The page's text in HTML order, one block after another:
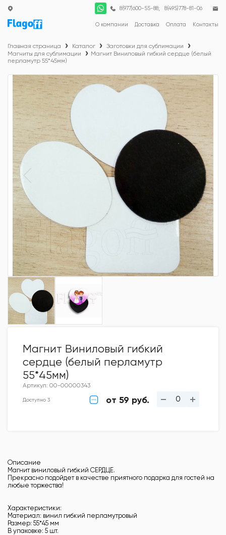
О компании Доставка Оплата Контакты
8(977)600-55-88; 8(495)778-81-06
Главная страница Каталог
Заготовки для сублимации
Магниты для сублимации
Магнит Виниловый гибкий сердце (белый
перламутр 55*45мм)
Магнит Виниловый гибкий
сердце (белый перламутр
55*45мм)
Артикул: 00-00000343
Доступно 3 от 59 руб.
Описание
Магнит виниловый гибкий СЕРДЦЕ.
Прекрасно подойдет в качестве приятного подарка для гостей на
любые торжества!
Характеристики:
Материал: винил гибкий перламутровый
Размер: 55*45 мм
В упаковке: 5 шт.